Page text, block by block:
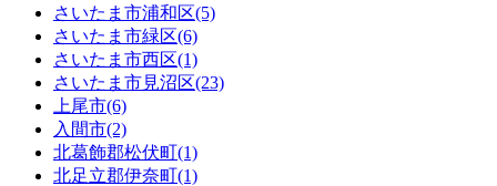
さいたま市浦和区(5)
さいたま市緑区(6)
さいたま市西区(1)
さいたま市見沼区(23)
上尾市(6)
入間市(2)
北葛飾郡松伏町(1)
北足立郡伊奈町(1)